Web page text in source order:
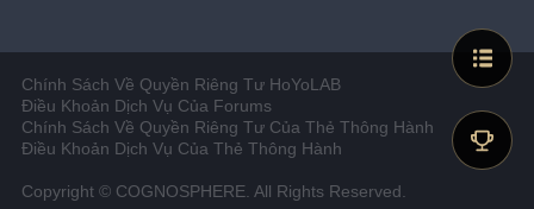
Chính Sách Về Quyền Riêng Tư HoYoLAB
Điều Khoản Dịch Vụ Của Forums
Chính Sách Về Quyền Riêng Tư Của Thẻ Thông Hành
Điều Khoản Dịch Vụ Của Thẻ Thông Hành
Copyright © COGNOSPHERE. All Rights Reserved.